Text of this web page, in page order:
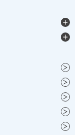
、 ダカールラリー等で